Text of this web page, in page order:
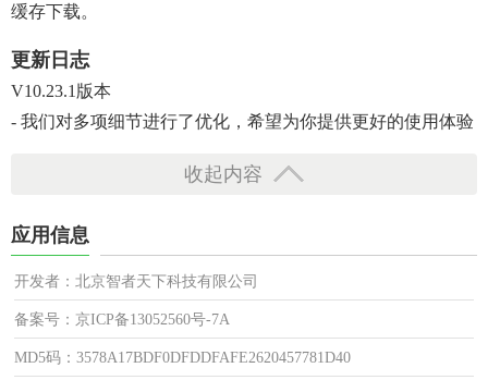
缓存下载。
更新日志
V10.23.1版本
- 我们对多项细节进行了优化，希望为你提供更好的使用体验
收起内容
应用信息
开发者：北京智者天下科技有限公司
备案号：京ICP备13052560号-7A
MD5码：3578A17BDF0DFDDFAFE2620457781D40